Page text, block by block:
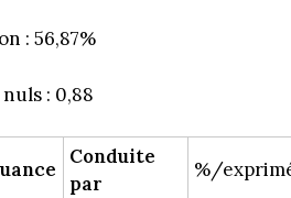
: 56,87%
: 0,88
Conduite
par
%/